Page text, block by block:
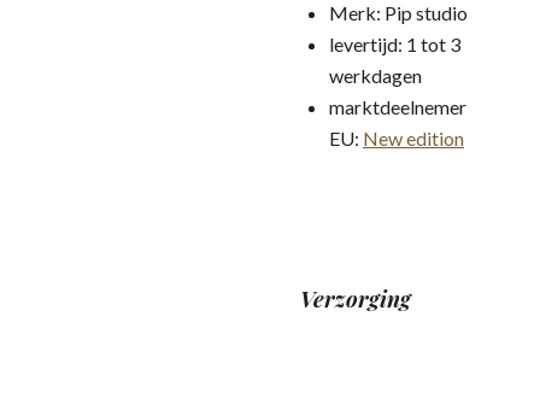
Merk: Pip studio
levertijd: 1 tot 3
werkdagen
marktdeelnemer
EU: New edition
Verzorging